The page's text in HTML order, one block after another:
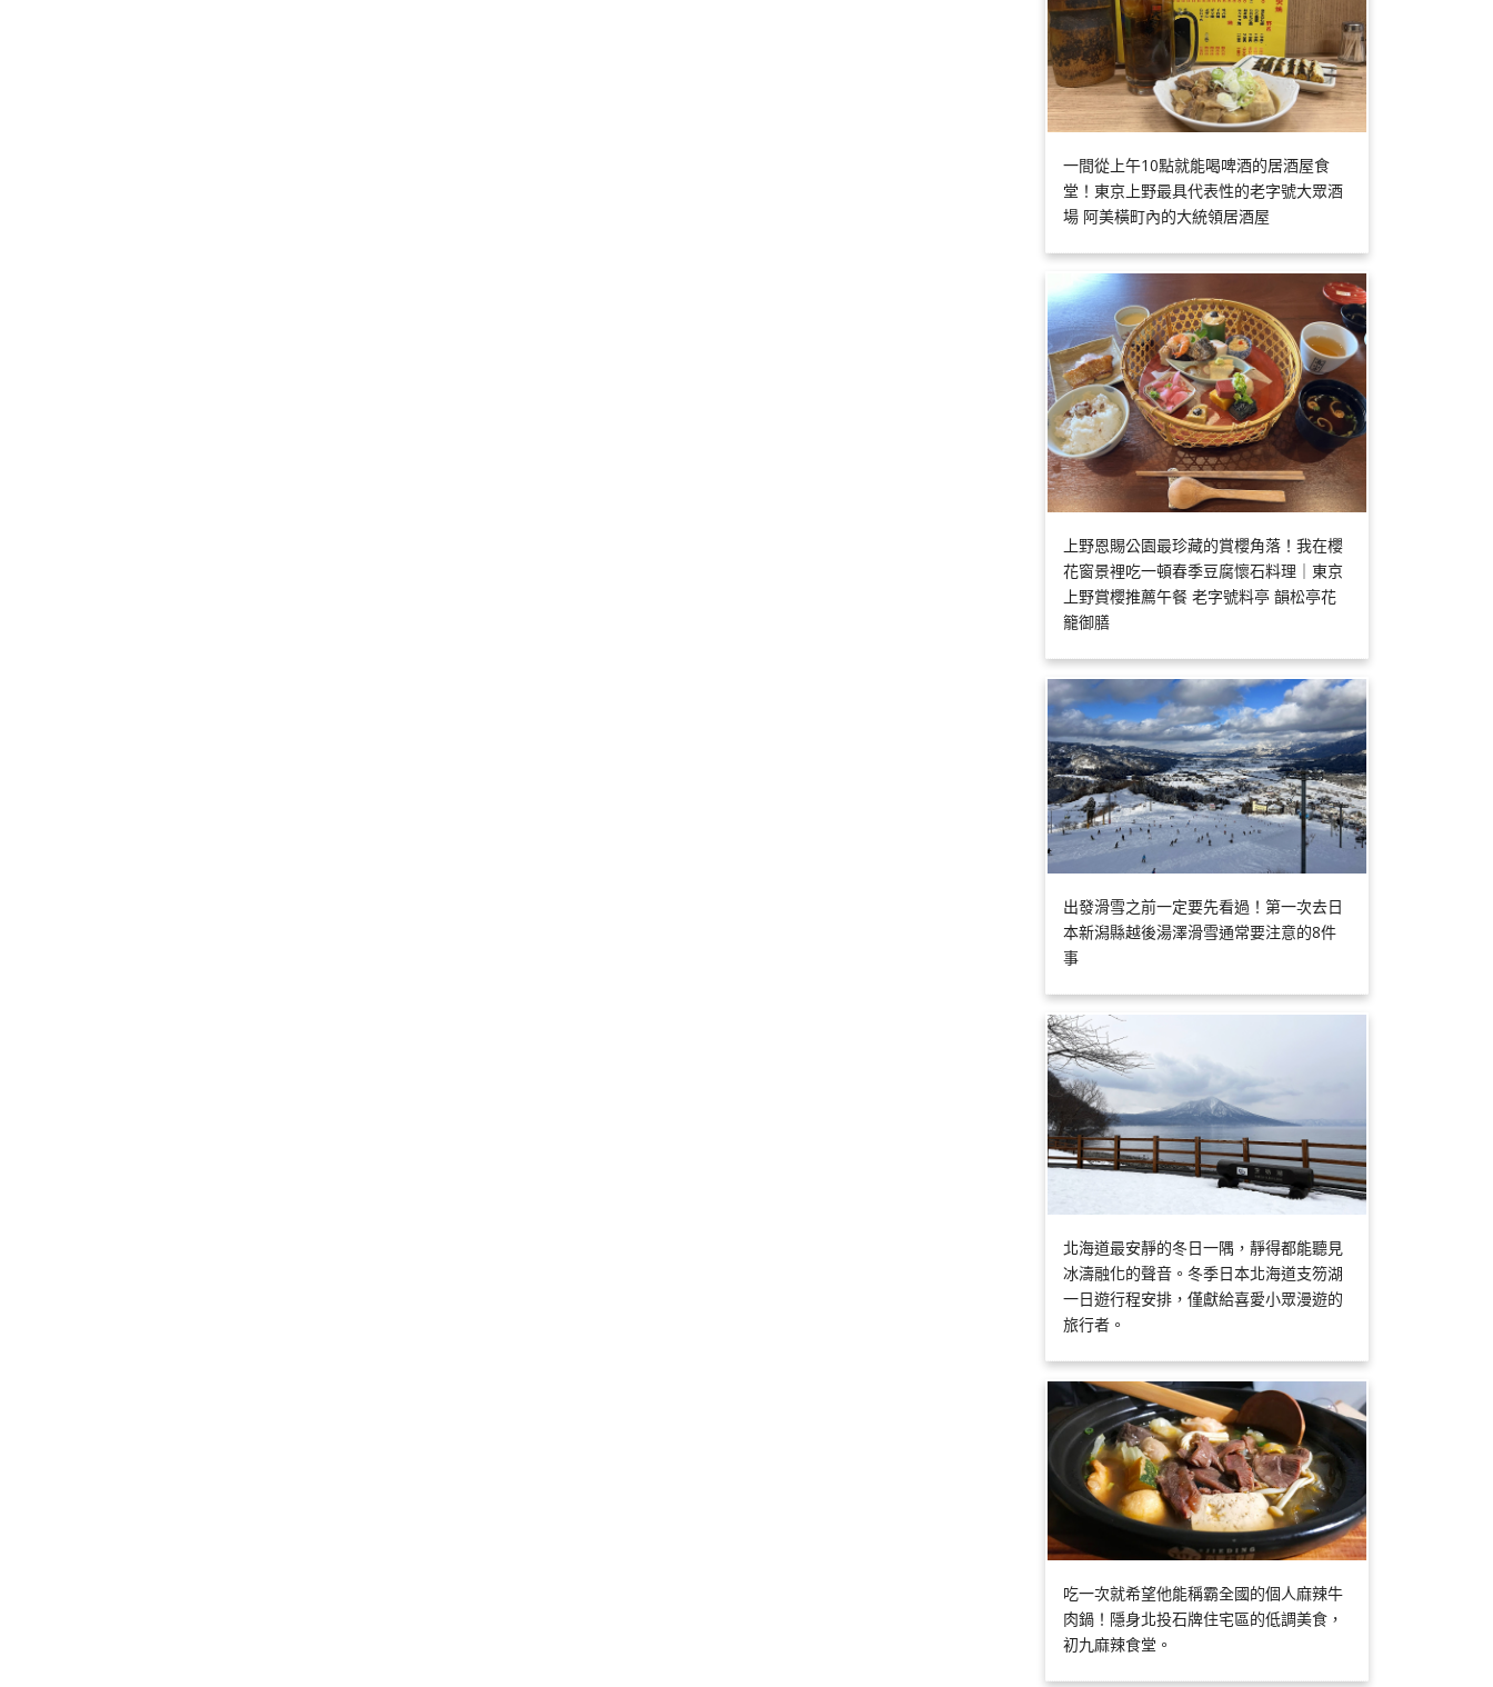
一間從上午10點就能喝啤酒的居酒屋食
堂！東京上野最具代表性的老字號大眾酒
場 阿美橫町內的大統領居酒屋
上野恩賜公園最珍藏的賞櫻角落！我在櫻
花窗景裡吃一頓春季豆腐懷石料理｜東京
上野賞櫻推薦午餐 老字號料亭 韻松亭花
籠御膳
出發滑雪之前一定要先看過！第一次去日
本新潟縣越後湯澤滑雪通常要注意的8件
事
北海道最安靜的冬日一隅，靜得都能聽見
冰濤融化的聲音。冬季日本北海道支笏湖
一日遊行程安排，僅獻給喜愛小眾漫遊的
旅行者。
吃一次就希望他能稱霸全國的個人麻辣牛
肉鍋！隱身北投石牌住宅區的低調美食，
初九麻辣食堂。